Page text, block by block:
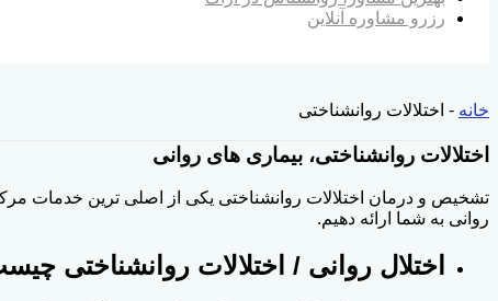
رزرو مشاوره آنلاین
خانه - اختلالات روانشناختی
اختلالات روانشناختی، بیماری های روانی
تشخیص و درمان اختلالات روانشناختی یکی از اصلی ترین خدمات
روانی به شما ارائه دهیم.
اختلال روانی / اختلالات روانشناختی